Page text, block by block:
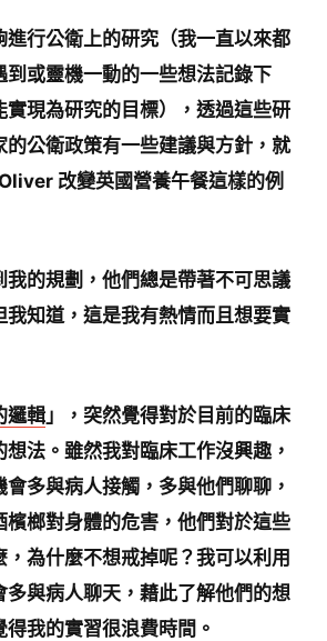
進行公衛上的研究（我一直以來都
到或靈機一動的一些想法記錄下
實現為研究的目標），透過這些研
的公衛政策有一些建議與方針，就
改變英國營養午餐這樣的例
我的規劃，他們總是帶著不可思議
我知道，這是我有熱情而且想要實
邏輯」，突然覺得對於目前的臨床
法。雖然我對臨床工作沒興趣，
多與病人接觸，多與他們聊聊，
檳榔對身體的危害，他們對於這些
，為什麼不想戒掉呢？我可以利用
多與病人聊天，藉此了解他們的想
我的實習很浪費時間。